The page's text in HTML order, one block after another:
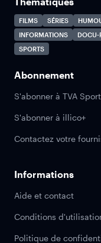
FILMS SÉRIES
INFORMATIONS
DOCU-
SPORTS
Abonnement
S'abonner à TVA
S'abonner à illico+
Contactez votre
Informations
Aide et contact
Conditions
Politique de